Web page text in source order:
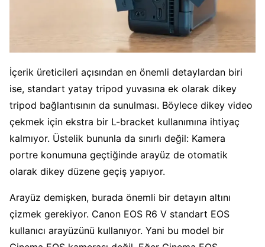
İçerik üreticileri açısından en önemli detaylardan biri
ise, standart yatay tripod yuvasına ek olarak dikey
tripod bağlantısının da sunulması. Böylece dikey video
çekmek için ekstra bir L-bracket kullanımına ihtiyaç
kalmıyor. Üstelik bununla da sınırlı değil: Kamera
portre konumuna geçtiğinde arayüz de otomatik
olarak dikey düzene geçiş yapıyor.
Arayüz demişken, burada önemli bir detayın altını
çizmek gerekiyor. Canon EOS R6 V standart EOS
kullanıcı arayüzünü kullanıyor. Yani bu model bir